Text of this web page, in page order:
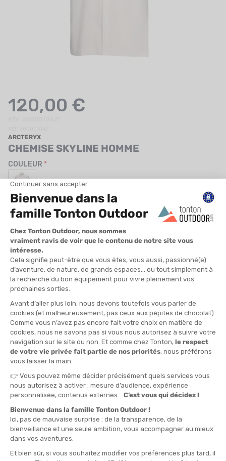
LE BLOG DES TONTONS
CONTACT
120,00 €
ARCTERYX
CHEMISE SKYLINE HOMME
COULEUR
TAILLE
S
QUANTITÉ
>> CLICK & COLLECT -Voir les stocks magasin
EN STOCK !
LIVRAISON OFFERTE
CASHBACK
» À ASSOCIER AVEC
ARCTERYX
CASQUETTE BIRD WORD
50,00 €
VOIR LE PRODUIT
L'AVIS DE TONTON CLOVIS